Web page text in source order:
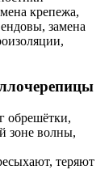
крепежа,
замена
обрешётки,
зоне волны,
теряют